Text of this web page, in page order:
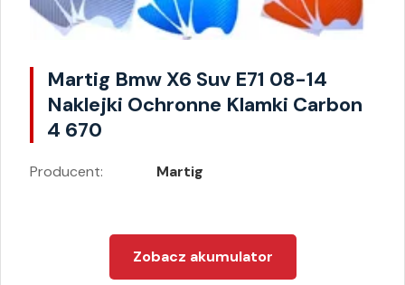
Martig Bmw X6 Suv E71 08-14
Naklejki Ochronne Klamki Carbon
4 670
Producent: Martig
Zobacz akumulator